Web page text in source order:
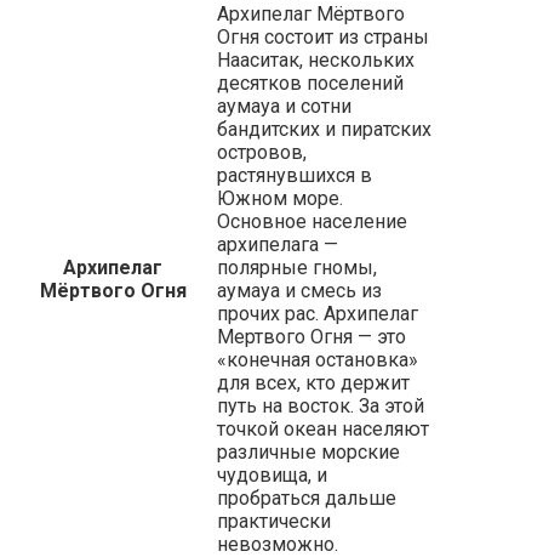
Архипелаг
Мёртвого Огня
Архипелаг Мёртвого
Огня состоит из страны
Нааситак, нескольких
десятков поселений
аумауа и сотни
бандитских и пиратских
островов,
растянувшихся в
Южном море.
Основное население
архипелага —
полярные гномы,
аумауа и смесь из
прочих рас. Архипелаг
Мертвого Огня — это
«конечная остановка»
для всех, кто держит
путь на восток. За этой
точкой океан населяют
различные морские
чудовища, и
пробраться дальше
практически
невозможно.